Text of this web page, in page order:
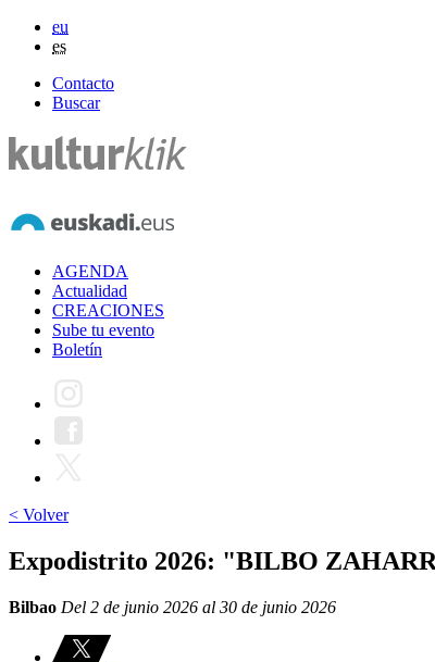
eu
es
Contacto
Buscar
AGENDA
Actualidad
CREACIONES
Sube tu evento
Boletín
< Volver
Expodistrito 2026: "BILBO
Bilbao Del 2 de junio 2026 al 30 de junio 2026